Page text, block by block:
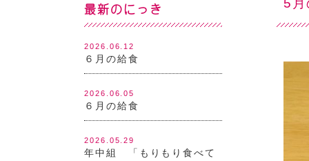
最新のにっき
2026.06.12
６月の給食
2026.06.05
６月の給食
2026.05.29
年中組 「もりもり食べて
5月